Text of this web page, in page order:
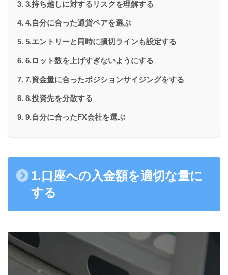
3.持ち越しに対するリスクを理解する
4.自分に合った通貨ペアを選ぶ
5.エントリーと同時に損切ラインも設定する
6.ロット数を上げすぎないようにする
7.資金量に合ったポジションサイジングをする
8.投資先を分散する
9.自分に合ったFX会社を選ぶ
1.口座への入金額を適切な量に
する